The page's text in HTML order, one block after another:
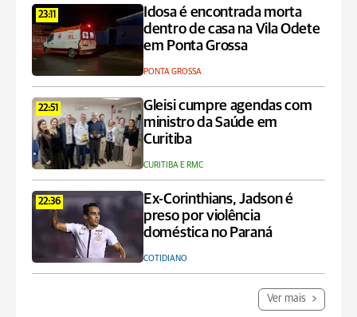
23:11
Idosa é encontrada morta
dentro de casa na Vila Odete
em Ponta Grossa
PONTA GROSSA
22:51
Gleisi cumpre agendas com
ministro da Saúde em
Curitiba
CURITIBA E RMC
22:36
Ex-Corinthians, Jadson é
preso por violência
doméstica no Paraná
COTIDIANO
Ver mais